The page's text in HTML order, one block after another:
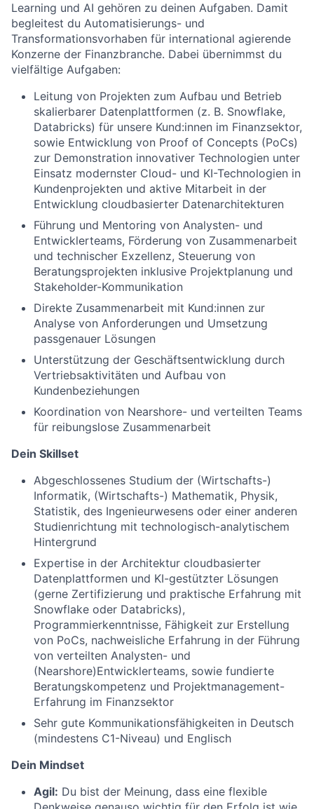
Learning und AI gehören zu deinen Aufgaben. Damit
begleitest du Automatisierungs- und
Transformationsvorhaben für international agierende
Konzerne der Finanzbranche. Dabei übernimmst du
vielfältige Aufgaben:
Leitung von Projekten zum Aufbau und Betrieb
skalierbarer Datenplattformen (z. B. Snowflake,
Databricks) für unsere Kund:innen im Finanzsektor,
sowie Entwicklung von Proof of Concepts (PoCs)
zur Demonstration innovativer Technologien unter
Einsatz modernster Cloud- und KI-Technologien in
Kundenprojekten und aktive Mitarbeit in der
Entwicklung cloudbasierter Datenarchitekturen
Führung und Mentoring von Analysten- und
Entwicklerteams, Förderung von Zusammenarbeit
und technischer Exzellenz, Steuerung von
Beratungsprojekten inklusive Projektplanung und
Stakeholder-Kommunikation
Direkte Zusammenarbeit mit Kund:innen zur
Analyse von Anforderungen und Umsetzung
passgenauer Lösungen
Unterstützung der Geschäftsentwicklung durch
Vertriebsaktivitäten und Aufbau von
Kundenbeziehungen
Koordination von Nearshore- und verteilten Teams
für reibungslose Zusammenarbeit
Dein Skillset
Abgeschlossenes Studium der (Wirtschafts-)
Informatik, (Wirtschafts-) Mathematik, Physik,
Statistik, des Ingenieurwesens oder einer anderen
Studienrichtung mit technologisch-analytischem
Hintergrund
Expertise in der Architektur cloudbasierter
Datenplattformen und KI-gestützter Lösungen
(gerne Zertifizierung und praktische Erfahrung mit
Snowflake oder Databricks),
Programmierkenntnisse, Fähigkeit zur Erstellung
von PoCs, nachweisliche Erfahrung in der Führung
von verteilten Analysten- und
(Nearshore)Entwicklerteams, sowie fundierte
Beratungskompetenz und Projektmanagement-
Erfahrung im Finanzsektor
Sehr gute Kommunikationsfähigkeiten in Deutsch
(mindestens C1-Niveau) und Englisch
Dein Mindset
Agil: Du bist der Meinung, dass eine flexible